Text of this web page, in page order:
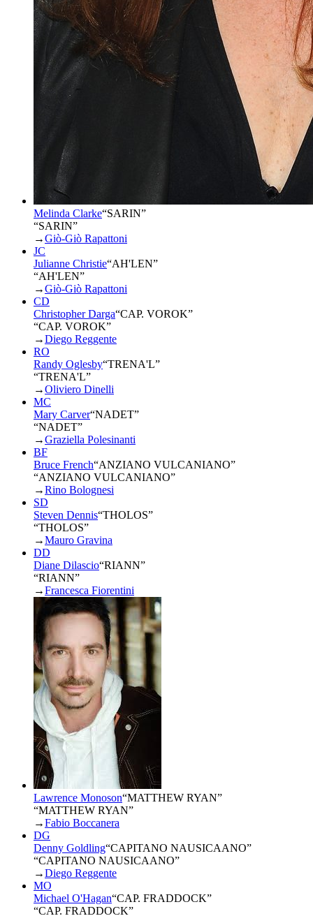
Melinda Clarke“SARIN”
“SARIN”
→Giò-Giò Rapattoni
JC
Julianne Christie“AH'LEN”
“AH'LEN”
→Giò-Giò Rapattoni
CD
Christopher Darga“CAP. VOROK”
“CAP. VOROK”
→Diego Reggente
RO
Randy Oglesby“TRENA'L”
“TRENA'L”
→Oliviero Dinelli
MC
Mary Carver“NADET”
“NADET”
→Graziella Polesinanti
BF
Bruce French“ANZIANO VULCANIANO”
“ANZIANO VULCANIANO”
→Rino Bolognesi
SD
Steven Dennis“THOLOS”
“THOLOS”
→Mauro Gravina
DD
Diane Dilascio“RIANN”
“RIANN”
→Francesca Fiorentini
Lawrence Monoson“MATTHEW RYAN”
“MATTHEW RYAN”
→Fabio Boccanera
DG
Denny Goldling“CAPITANO NAUSICAANO”
“CAPITANO NAUSICAANO”
→Diego Reggente
MO
Michael O'Hagan“CAP. FRADDOCK”
“CAP. FRADDOCK”